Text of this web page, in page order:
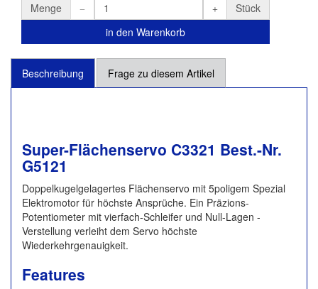
Menge
Stück
in den Warenkorb
Beschreibung Frage zu diesem Artikel
Super-Flächenservo C3321 Best.-Nr.
G5121
Doppelkugelgelagertes Flächenservo mit 5poligem Spezial
Elektromotor für höchste Ansprüche. Ein Präzions-
Potentiometer mit vierfach-Schleifer und Null-Lagen -
Verstellung verleiht dem Servo höchste
Wiederkehrgenauigkeit.
Features